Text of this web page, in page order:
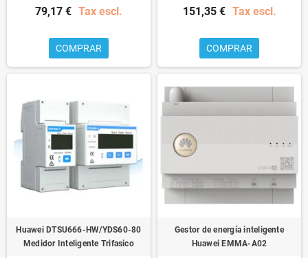
79,17 € Tax escl.
COMPRAR
151,35 € Tax escl.
COMPRAR
Huawei DTSU666-HW/YDS60-80
Medidor Inteligente Trifasico
Gestor de energía inteligente
Huawei EMMA-A02